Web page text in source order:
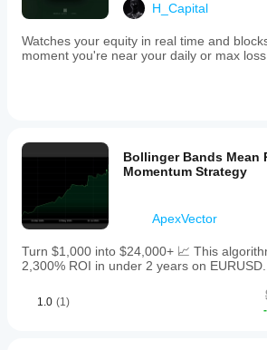
H_Capital
Watches your equity in real time and
moment you're near your daily or max loss
Bollinger Bands Mean
Momentum Strategy
ApexVector
Turn $1,000 into $24,000+ 📈 This
2,300% ROI in under 2 years on EURUSD.
1.0 (1)